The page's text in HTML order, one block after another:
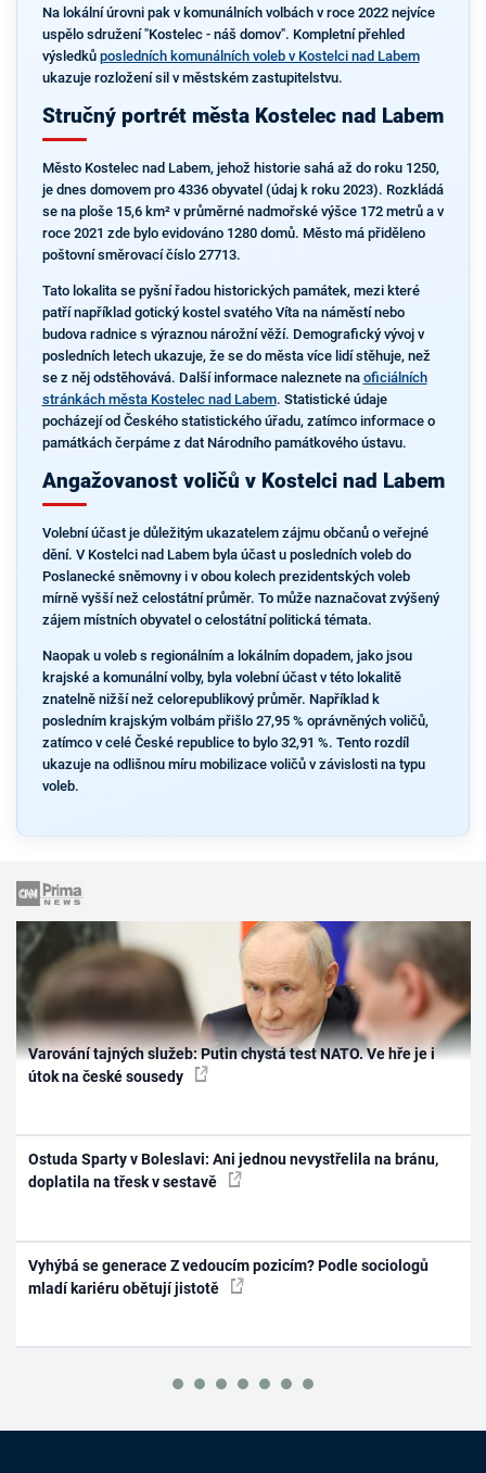
Na lokální úrovni pak v komunálních volbách v roce 2022 nejvíce
uspělo sdružení "Kostelec - náš domov". Kompletní přehled
výsledků posledních komunálních voleb v Kostelci nad Labem
ukazuje rozložení sil v městském zastupitelstvu.
Stručný portrét města Kostelec nad Labem
Město Kostelec nad Labem, jehož historie sahá až do roku 1250,
je dnes domovem pro 4336 obyvatel (údaj k roku 2023). Rozkládá
se na ploše 15,6 km² v průměrné nadmořské výšce 172 metrů a v
roce 2021 zde bylo evidováno 1280 domů. Město má přiděleno
poštovní směrovací číslo 27713.
Tato lokalita se pyšní řadou historických památek, mezi které
patří například gotický kostel svatého Víta na náměstí nebo
budova radnice s výraznou nárožní věží. Demografický vývoj v
posledních letech ukazuje, že se do města více lidí stěhuje, než
se z něj odstěhovává. Další informace naleznete na oficiálních
stránkách města Kostelec nad Labem. Statistické údaje
pocházejí od Českého statistického úřadu, zatímco informace o
památkách čerpáme z dat Národního památkového ústavu.
Angažovanost voličů v Kostelci nad Labem
Volební účast je důležitým ukazatelem zájmu občanů o veřejné
dění. V Kostelci nad Labem byla účast u posledních voleb do
Poslanecké sněmovny i v obou kolech prezidentských voleb
mírně vyšší než celostátní průměr. To může naznačovat zvýšený
zájem místních obyvatel o celostátní politická témata.
Naopak u voleb s regionálním a lokálním dopadem, jako jsou
krajské a komunální volby, byla volební účast v této lokalitě
znatelně nižší než celorepublikový průměr. Například k
posledním krajským volbám přišlo 27,95 % oprávněných voličů,
zatímco v celé České republice to bylo 32,91 %. Tento rozdíl
ukazuje na odlišnou míru mobilizace voličů v závislosti na typu
voleb.
Varování tajných služeb: Putin chystá test NATO. Ve hře je i
útok na české sousedy
Ostuda Sparty v Boleslavi: Ani jednou nevystřelila na bránu,
doplatila na třesk v sestavě
Vyhýbá se generace Z vedoucím pozicím? Podle sociologů
mladí kariéru obětují jistotě